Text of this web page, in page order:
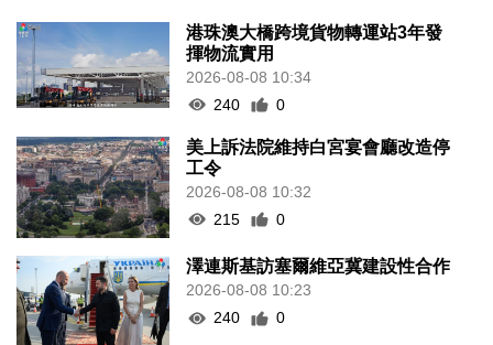
港珠澳大橋跨境貨物轉運站3年發
揮物流實用
2026-08-08 10:34
240
0
美上訴法院維持白宮宴會廳改造停
工令
2026-08-08 10:32
215
0
澤連斯基訪塞爾維亞冀建設性合作
2026-08-08 10:23
240
0